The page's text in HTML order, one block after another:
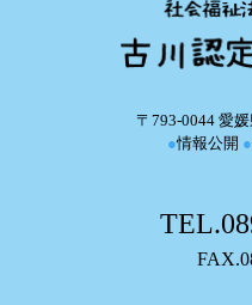
〒793-0044 愛
●情報公開 ●